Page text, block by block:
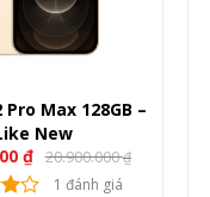
Pro Max 128GB –
New
₫ 20.900.000₫
1 đánh giá